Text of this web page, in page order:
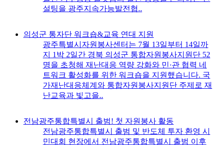
설팅을 광주지속가능발전협..
의성군 통자단 워크숍&교육 연대 지원
광주특별시자원봉사센터는 7월 13일부터 14일까
지 1박 2일간 경북 의성군 통합자원봉사지원단 52
명을 초청해 재난대응 역량 강화와 민·관 협력 네
트워크 활성화를 위한 워크숍을 지원했습니다. 국
가재난대응체계와 통합자원봉사지원단 주제로 재
난교육과 빛고을..
전남광주통합특별시 출범! 첫 자원봉사 활동
전남광주통합특별시 출범 및 반도체 투자 환영 시
민대회 현장에서 전남광주통합특별시 출범 이후